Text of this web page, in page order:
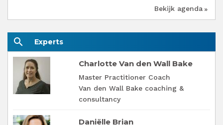
Bekijk agenda
search Experts
Charlotte Van den Wall Bake
Master Practitioner Coach
Van den Wall Bake coaching &
consultancy
Daniëlle Brian